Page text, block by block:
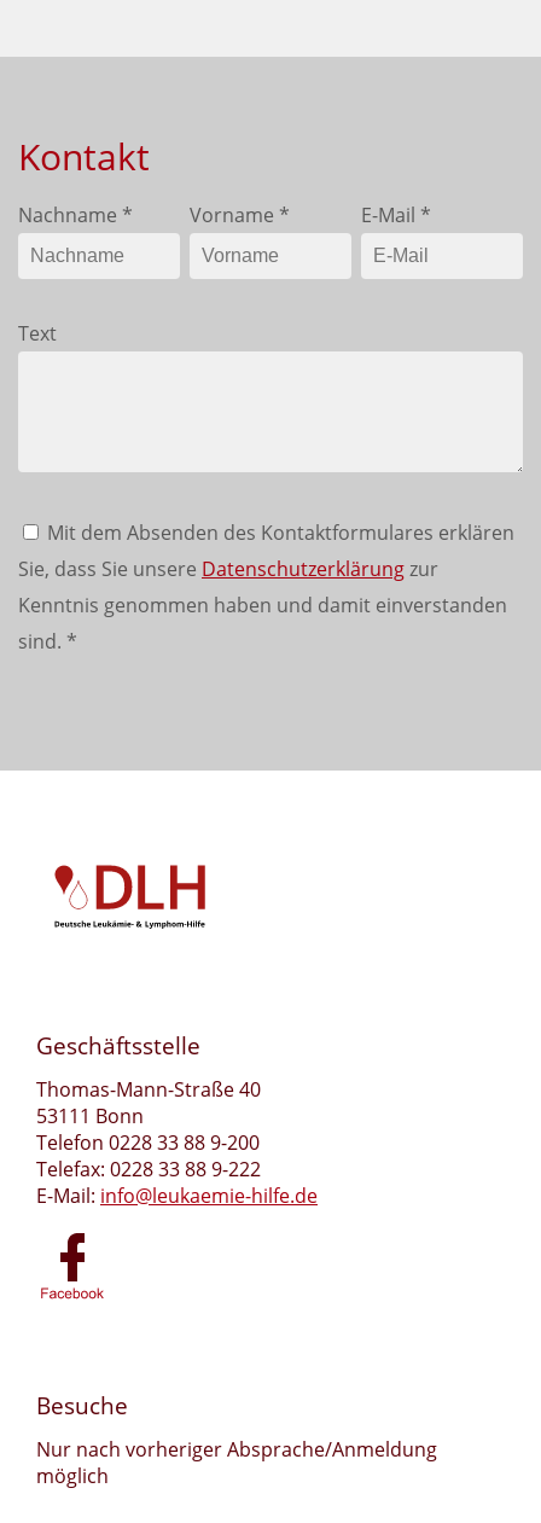
Kontakt
Nachname * Vorname * E-Mail *
Text
Mit dem Absenden des Kontaktformulares erklären
Sie, dass Sie unsere Datenschutzerklärungzur
Kenntnis genommen haben und damit einverstanden
sind. *
Geschäftsstelle
Thomas-Mann-Straße 40
53111 Bonn
Telefon 0228 33 88 9-200
Telefax: 0228 33 88 9-222
E-Mail: info@leukaemie-hilfe.de
Besuche
Nur nach vorheriger Absprache/Anmeldung
möglich